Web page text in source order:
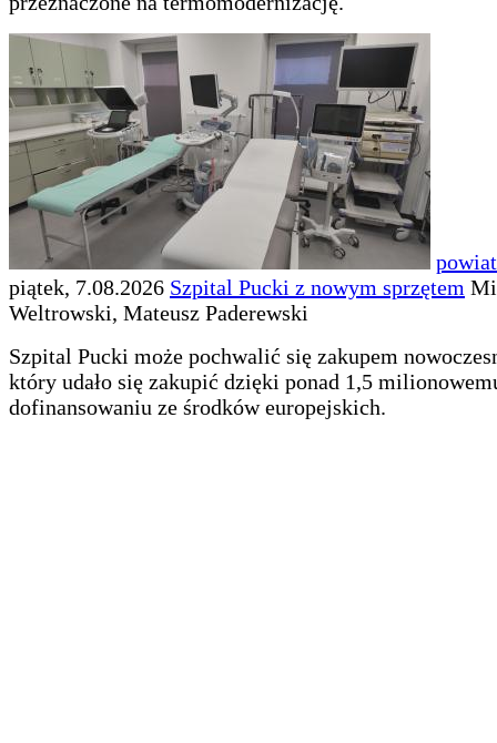
piątek, 7.08.2026 Szpital Pucki z nowym sprzętem
Weltrowski, Mateusz Paderewski
Szpital Pucki może pochwalić się zakupem
który udało się zakupić dzięki ponad 1,5
dofinansowaniu ze środków europejskich.